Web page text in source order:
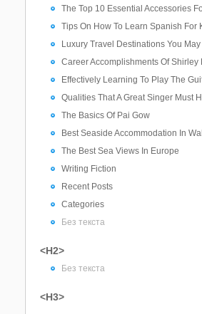
The Top 10 Essential Accessories
Tips On How To Learn Spanish For
Luxury Travel Destinations You
Career Accomplishments Of Shirley
Effectively Learning To Play The
Qualities That A Great Singer Must
The Basics Of Pai Gow
Best Seaside Accommodation In
The Best Sea Views In Europe
Writing Fiction
Recent Posts
Categories
Без текста
<H2>
Без текста
<H3>